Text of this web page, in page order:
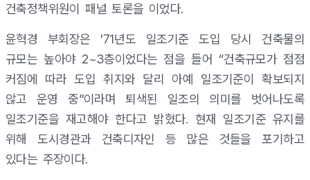
건축정책위원이 패널 토론을 이었다.
윤혁경 부회장은 ’71년도 일조기준 도입 당시 건축물의
규모는 높아야 2~3층이었다는 점을 들어 “건축규모가 점점
커짐에 따라 도입 취지와 달리 아예 일조기준이 확보되지
않고 운영 중”이라며 퇴색된 일조의 의미를 벗어나도록
일조기준을 재고해야 한다고 밝혔다. 현재 일조기준 유지를
위해 도시경관과 건축디자인 등 많은 것들을 포기하고
있다는 주장이다.